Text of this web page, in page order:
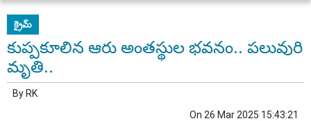
క్రైమ్
కుప్ప‌కూలిన ఆరు అంత‌స్థుల భ‌వ‌నం.. ప‌లువురి
మృతి..
By RK
On 26 Mar 2025 15:43:21